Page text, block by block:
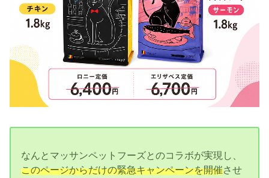
なんとマッサンペットフーズとのコラボが実現し、
このページからだけの緊急キャンペーンを開催させ